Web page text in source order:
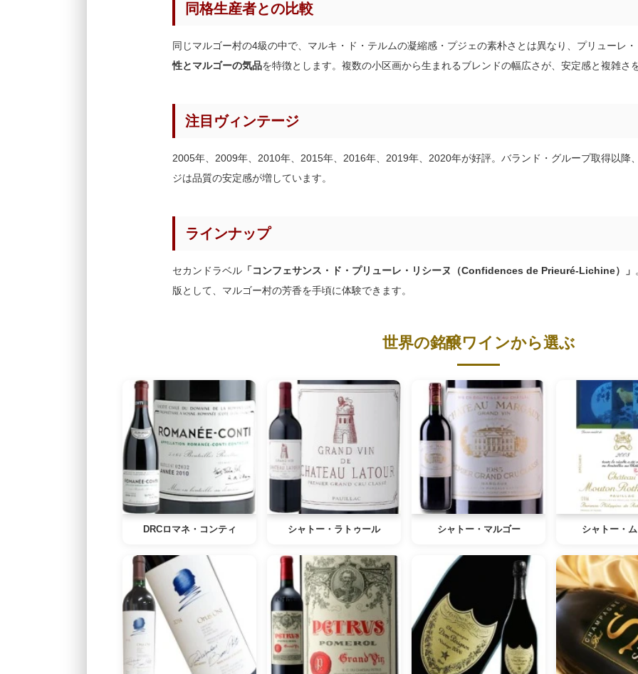
同格生産者との比較
同じマルゴー村の4級の中で、マルキ・ド・テルムの凝縮感・プジェの素朴さとは異なり、プリューレ
性とマルゴーの気品を特徴とします。複数の小区画から生まれるブレンドの幅広さが、安定感と複雑さ
注目ヴィンテージ
2005年、2009年、2010年、2015年、2016年、2019年、2020年が好評。バランド・グループ取得以降
ジは品質の安定感が増しています。
ラインナップ
セカンドラベル 「コンフェサンス・ド・プリューレ・リシーヌ（Confidences de Prieuré-Lichine）」
版として、マルゴー村の芳香を手頃に体験できます。
世界の銘醸ワインから選ぶ
DRCロマネ・コンティ シャトー・ラトゥール シャトー・マルゴー シャトー・